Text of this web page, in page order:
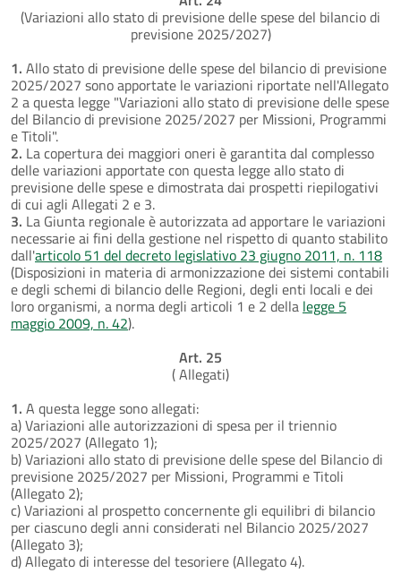
(Variazioni allo stato di previsione delle spese del bilancio di
previsione 2025/2027)
1. Allo stato di previsione delle spese del bilancio di previsione
2025/2027 sono apportate le variazioni riportate nell'Allegato
2 a questa legge "Variazioni allo stato di previsione delle spese
del Bilancio di previsione 2025/2027 per Missioni, Programmi
e Titoli".
2. La copertura dei maggiori oneri è garantita dal complesso
delle variazioni apportate con questa legge allo stato di
previsione delle spese e dimostrata dai prospetti riepilogativi
di cui agli Allegati 2 e 3.
3. La Giunta regionale è autorizzata ad apportare le variazioni
necessarie ai fini della gestione nel rispetto di quanto stabilito
dall'articolo 51 del decreto legislativo 23 giugno 2011, n. 118
(Disposizioni in materia di armonizzazione dei sistemi contabili
e degli schemi di bilancio delle Regioni, degli enti locali e dei
loro organismi, a norma degli articoli 1 e 2 della legge 5
maggio 2009, n. 42).
Art. 25
( Allegati)
1. A questa legge sono allegati:
a) Variazioni alle autorizzazioni di spesa per il triennio
2025/2027 (Allegato 1);
b) Variazioni allo stato di previsione delle spese del Bilancio di
previsione 2025/2027 per Missioni, Programmi e Titoli
(Allegato 2);
c) Variazioni al prospetto concernente gli equilibri di bilancio
per ciascuno degli anni considerati nel Bilancio 2025/2027
(Allegato 3);
d) Allegato di interesse del tesoriere (Allegato 4).